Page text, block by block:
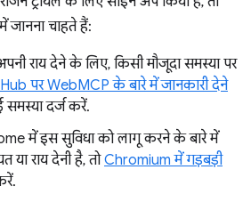
चाहते हैं:
राय देने के लिए, किसी मौजूदा समस्या पर
पर WebMCP के बारे में जानकारी देने
दर्ज करें.
में इस सुविधा को लागू करने के बारे में
या राय देनी है, तोChromium में गड़बड़ी